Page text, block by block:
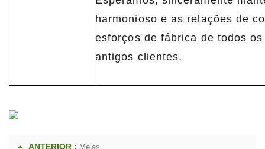
harmonioso e as relações de
esforços de fábrica de todos
antigos clientes.
ANTERIOR : Meias